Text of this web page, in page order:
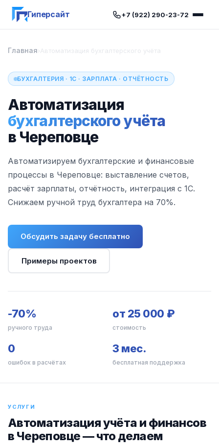
Гиперсайт +7 (922) 290-23-72
Главная›Автоматизация бухгалтерского учёта
БУХГАЛТЕРИЯ · 1С · ЗАРПЛАТА · ОТЧЁТНОСТЬ
Автоматизация
бухгалтерского учёта
в Череповце
Автоматизируем бухгалтерские и финансовые
процессы в Череповце: выставление счетов,
расчёт зарплаты, отчётность, интеграция с 1С.
Снижаем ручной труд бухгалтера на 70%.
Обсудить задачу бесплатно
Примеры проектов
-70%
ручного труда
от 25 000 ₽
стоимость
0
ошибок в расчётах
3 мес.
бесплатная поддержка
УСЛУГИ
Автоматизация учёта и финансов
в Череповце — что делаем